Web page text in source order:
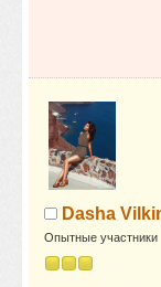
Dasha
Опытные участники